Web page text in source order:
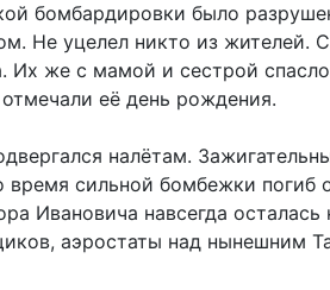
бомбардировки было
Не уцелел никто из жителей.
Их же с мамой и сестрой
её день рождения.
налётам.
время сильной бомбежки погиб
Ивановича навсегда
аэростаты над нынешним